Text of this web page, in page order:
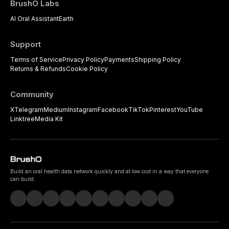
BrushO Labs
AI Oral AssistantEarth
Support
Terms of ServicePrivacy PolicyPaymentsShipping Policy
Returns & RefundsCookie Policy
Community
XTelegramMediumInstagramFacebookTikTokPinterestYouTube
LinktreeMedia Kit
Build an oral health data network quickly and at low cost in a way that everyone
can build.